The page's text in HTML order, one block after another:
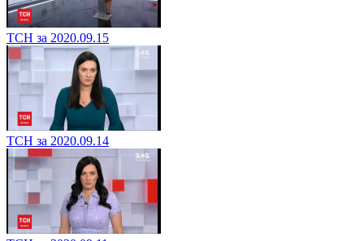
ТСН за 2020.09.15
ТСН за 2020.09.14